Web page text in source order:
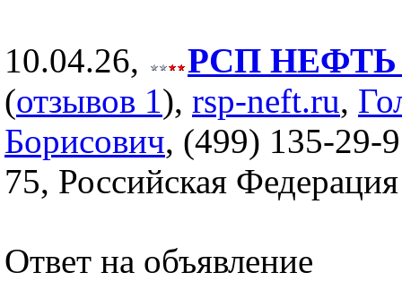
10.04.26,
РСП НЕФТЬ
(отзывов 1), rsp-neft.ru,
Борисович, (499) 135-29-
75, Российская Федерация
Ответ на объявление